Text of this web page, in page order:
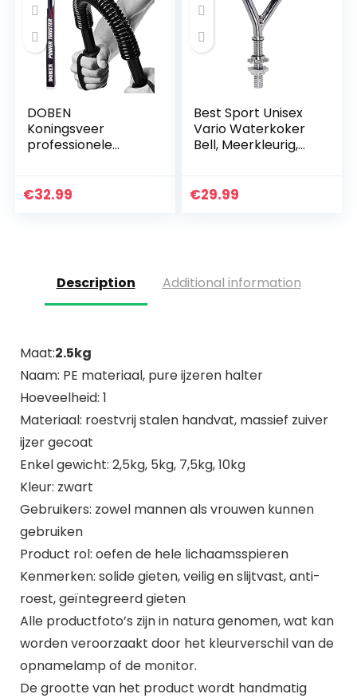
DOBEN
Koningsveer
professionele
fitness 20 kg, 30 kg,
€32.99
Best Sport Unisex
Vario Waterkoker
Bell, Meerkleurig,
€29.99
Description Additional information
Maat:2.5kg
Naam: PE materiaal, pure ijzeren halter
Hoeveelheid: 1
Materiaal: roestvrij stalen handvat, massief zuiver
ijzer gecoat
Enkel gewicht: 2,5kg, 5kg, 7,5kg, 10kg
Kleur: zwart
Gebruikers: zowel mannen als vrouwen kunnen
gebruiken
Product rol: oefen de hele lichaamsspieren
Kenmerken: solide gieten, veilig en slijtvast, anti-
roest, geïntegreerd gieten
Alle productfoto’s zijn in natura genomen, wat kan
worden veroorzaakt door het kleurverschil van de
opnamelamp of de monitor.
De grootte van het product wordt handmatig